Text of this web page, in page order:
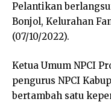
Pelantikan
Bonjol, Kelurahan
(07/10/2022).
Ketua Umum NPCI
pengurus NPCI
bertambah satu